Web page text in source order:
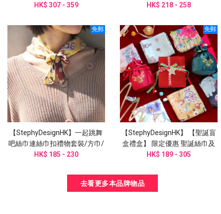
HK$ 307 - 359
圍巾
HK$ 218 - 258
免郵
【StephyDesignHK】一起跳舞
吧絲巾連絲巾扣禮物套裝/方巾/
頭巾/手腕帶/圍巾/姊姊禮物
HK$ 185 - 230
免郵
【StephyDesignHK】 【聖誕盲
盒禮盒】 限定優惠 聖誕絲巾及
絲巾扣盲盒系列
HK$ 189 - 305
去看更多本品牌物品